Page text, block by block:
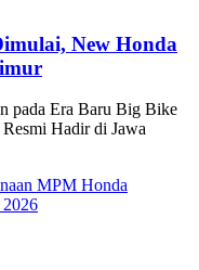
New Honda
pada Era Baru Big Bike
Hadir di Jawa